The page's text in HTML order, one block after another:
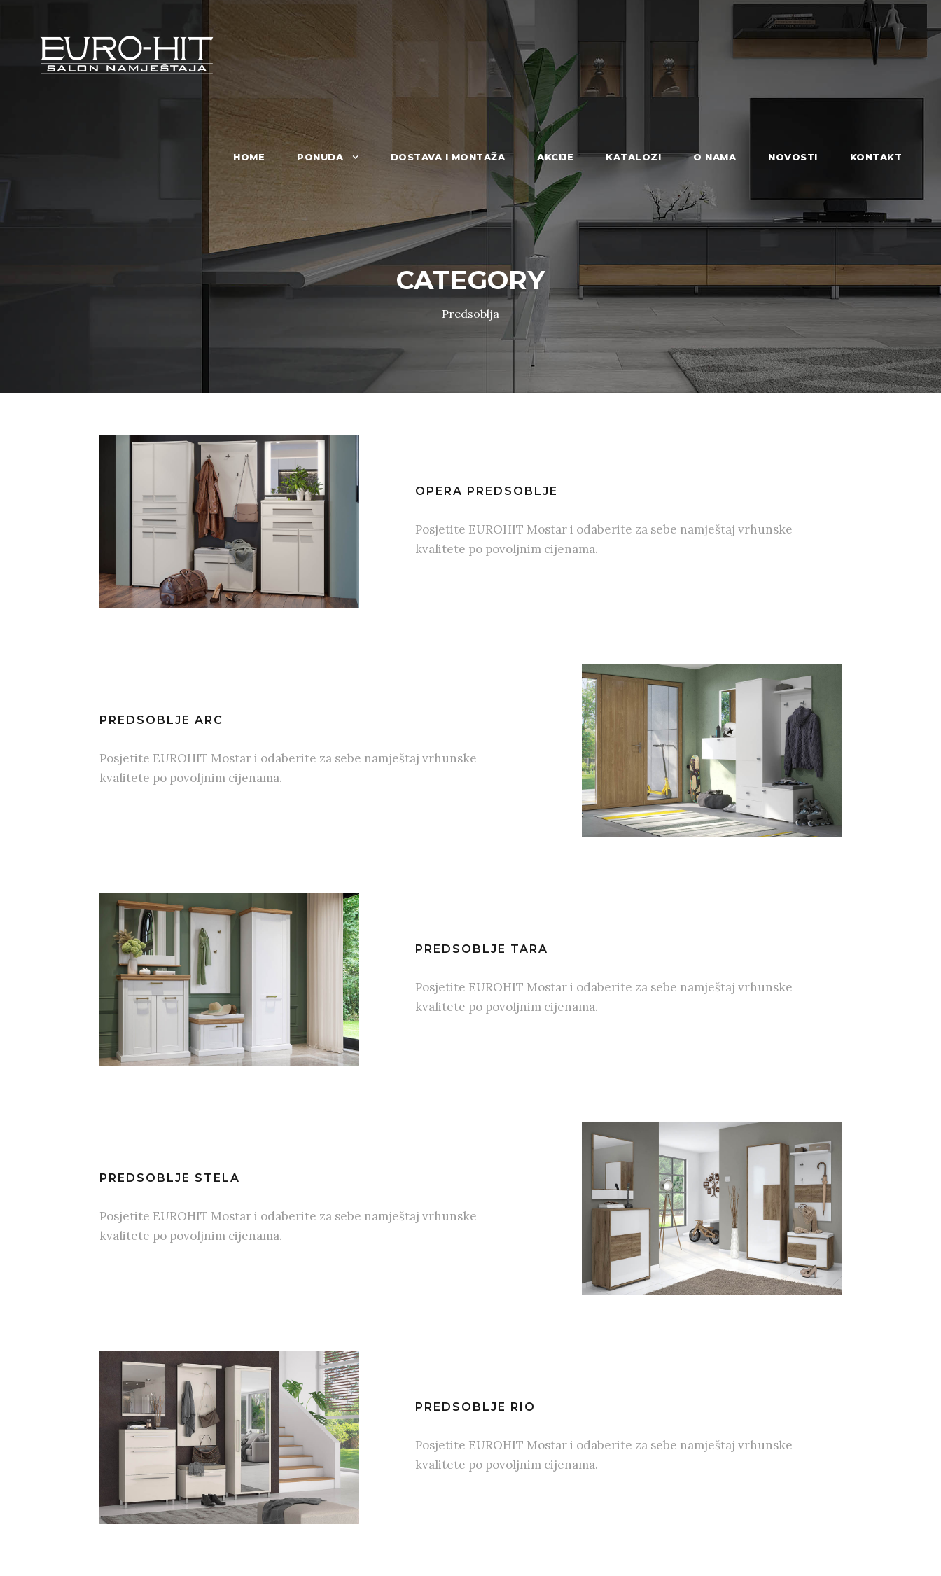
HOME PONUDA DOSTAVA I MONTAŽA AKCIJE KATALOZI O NAMA NOVOSTI KONTAKT
CATEGORY
Predsoblja
OPERA PREDSOBLJE
Posjetite EUROHIT Mostar i odaberite za sebe namještaj vrhunske
kvalitete po povoljnim cijenama.
PREDSOBLJE ARC
Posjetite EUROHIT Mostar i odaberite za sebe namještaj vrhunske
kvalitete po povoljnim cijenama.
PREDSOBLJE TARA
Posjetite EUROHIT Mostar i odaberite za sebe namještaj vrhunske
kvalitete po povoljnim cijenama.
PREDSOBLJE STELA
Posjetite EUROHIT Mostar i odaberite za sebe namještaj vrhunske
kvalitete po povoljnim cijenama.
PREDSOBLJE RIO
Posjetite EUROHIT Mostar i odaberite za sebe namještaj vrhunske
kvalitete po povoljnim cijenama.